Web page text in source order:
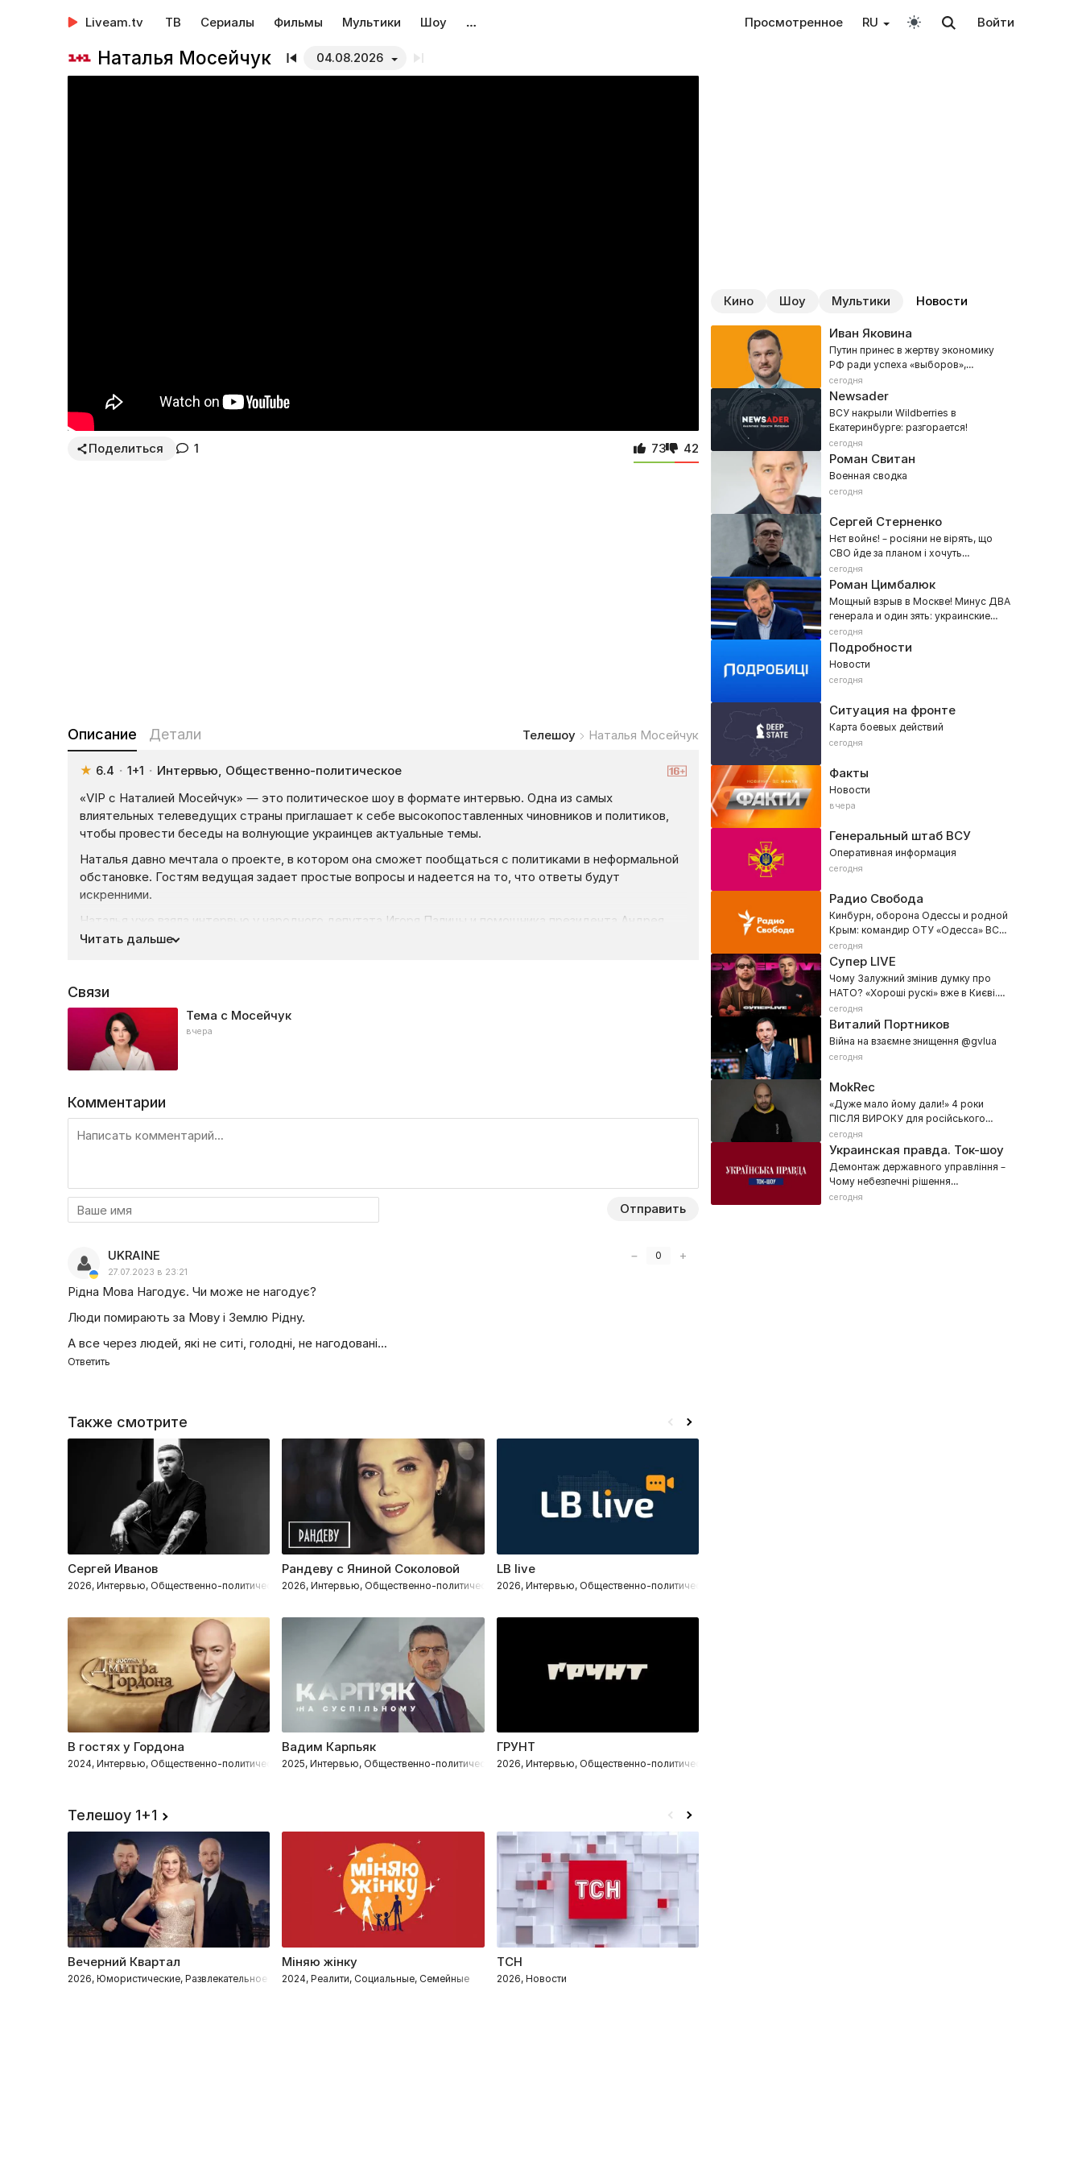
Liveam.tv ТВ Сериалы Фильмы Мультики Шоу … Просмотренное RU Войти
Наталья Мосейчук 04.08.2026
Поделиться 1 73 42
Описание Детали Телешоу Наталья Мосейчук
★ 6.4 · 1+1 · Интервью, Общественно-политическое
«VIP с Наталией Мосейчук» — это политическое шоу в формате интервью. Одна из самых
влиятельных телеведущих страны приглашает к себе высокопоставленных чиновников и политиков,
чтобы провести беседы на волнующие украинцев актуальные темы.
Наталья давно мечтала о проекте, в котором она сможет пообщаться с политиками в неформальной
обстановке. Гостям ведущая задает простые вопросы и надеется на то, что ответы будут
искренними.
Наталья уже взяла интервью у народного депутата Игоря Палицы и помощника президента Андрея
Ермака. И это только начало откровенных разговоров.
не может решиться.
Также без внимания проекта не осталась такая беда, как пандемия мирового масштаба. Почему
борьба с коронавирусом оказалась неудачной и что власть делали неправильно?
Следите за выходом новых выпусков и будьте в курсе того, что происходит в стране!
Читать дальше
Связи
Тема с Мосейчук
вчера
Комментарии
Отправить
− 0 +
UKRAINE
27.07.2023 в 23:21
Рідна Мова Нагодує. Чи може не нагодує?
Люди помирають за Мову і Землю Рідну.
А все через людей, які не ситі, голодні, не нагодовані…
Ответить
Кино Шоу Мультики Новости
Иван Яковина
Путин принес в жертву экономику
РФ ради успеха «выборов»,
мобилизации и наступления на
Донбасс
сегодня
Newsader
ВСУ накрыли Wildberries в
Екатеринбурге: разгорается!
сегодня
Роман Свитан
Военная сводка
сегодня
Сергей Стерненко
Нєт войнє! – росіяни не вірять, що
СВО йде за планом і хочуть
переговорів
сегодня
Роман Цимбалюк
Мощный взрыв в Москве! Минус ДВА
генерала и один зять: украинские
спецслужбы рвут столицу РФ
сегодня
Подробности
Новости
сегодня
Ситуация на фронте
Карта боевых действий
сегодня
Факты
Новости
вчера
Генеральный штаб ВСУ
Оперативная информация
сегодня
Радио Свобода
Кинбурн, оборона Одессы и родной
Крым: командир ОТУ «Одесса» ВСУ
Денис Носиков
сегодня
Супер LIVE
Чому Залужний змінив думку про
НАТО? «Хороші рускі» вже в Києві.
Балістика КНДР та ППО для України
сегодня
Виталий Портников
Війна на взаємне знищення @gvlua
сегодня
MokRec
«Дуже мало йому дали!» 4 роки
ПІСЛЯ ВИРОКУ для російського
військового – Фільм Данила
Мокрика
сегодня
Украинская правда. Ток-шоу
Демонтаж державного управління –
Чому небезпечні рішення
Зеленського? – Вибори неминучі
сегодня
Также смотрите
Сергей Иванов
2026, Интервью, Общественно-политическое
Рандеву с Яниной Соколовой
2026, Интервью, Общественно-политическое
LB live
2026, Интервью, Общественно-политическое
В гостях у Гордона
2024, Интервью, Общественно-политическое
Вадим Карпьяк
2025, Интервью, Общественно-политическое
ГРУНТ
2026, Интервью, Общественно-политическое
Телешоу 1+1
Вечерний Квартал
2026, Юмористические, Развлекательное
Міняю жінку
2024, Реалити, Социальные, Семейные
ТСН
2026, Новости